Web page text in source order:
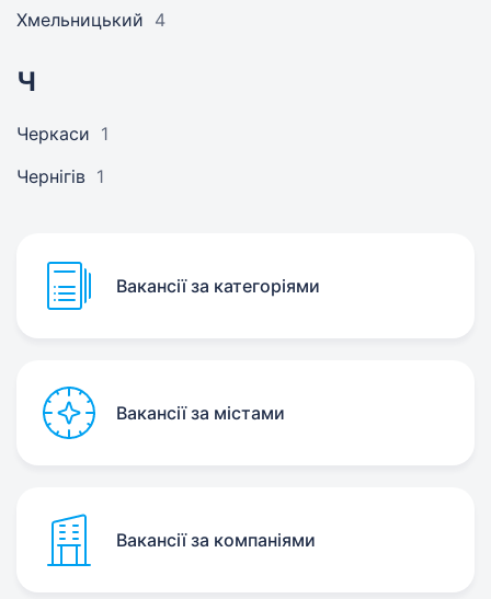
Хмельницький 4
Ч
Черкаси 1
Чернігів 1
Вакансії за категоріями
Вакансії за містами
Вакансії за компаніями